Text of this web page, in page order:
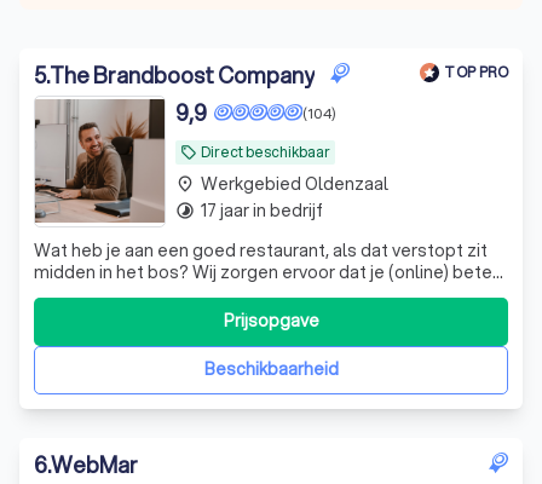
5.The Brandboost Company TOP PRO
local_offer Direct beschikbaar
(104)
9,9
Wat heb je aan een goed restaurant, als dat verstopt zit
midden in het bos? Wij zorgen ervoor dat je (online) beter
gevonden wordt. Onze marketeers geven jouw bedrijf
Beschikbaarheid
Prijsopgave
place Werkgebied Oldenzaal
timelapse 17 jaar in bedrijf
6.WebMar